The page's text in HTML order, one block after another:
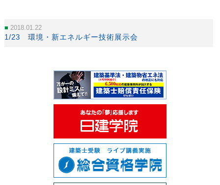
2018.01.22
1/23 環境・新エネルギー技術展示会